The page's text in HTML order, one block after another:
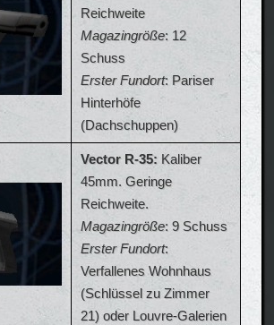
Reichweite
Magazingröße: 12
Schuss
Erster Fundort: Pariser
Hinterhöfe
(Dachschuppen)
Vector R-35: Kaliber
45mm. Geringe
Reichweite.
Magazingröße: 9 Schuss
Erster Fundort:
Verfallenes Wohnhaus
(Schlüssel zu Zimmer
21) oder Louvre-Galerien